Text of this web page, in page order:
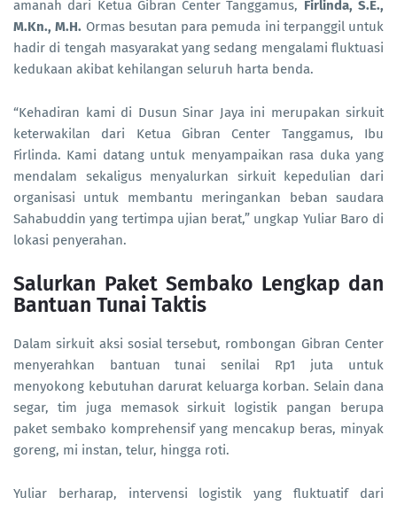
amanah dari Ketua Gibran Center Tanggamus, Firlinda, S.E.,
M.Kn., M.H. Ormas besutan para pemuda ini terpanggil untuk
hadir di tengah masyarakat yang sedang mengalami fluktuasi
kedukaan akibat kehilangan seluruh harta benda.
“Kehadiran kami di Dusun Sinar Jaya ini merupakan sirkuit
keterwakilan dari Ketua Gibran Center Tanggamus, Ibu
Firlinda. Kami datang untuk menyampaikan rasa duka yang
mendalam sekaligus menyalurkan sirkuit kepedulian dari
organisasi untuk membantu meringankan beban saudara
Sahabuddin yang tertimpa ujian berat,” ungkap Yuliar Baro di
lokasi penyerahan.
Salurkan Paket Sembako Lengkap dan
Bantuan Tunai Taktis
Dalam sirkuit aksi sosial tersebut, rombongan Gibran Center
menyerahkan bantuan tunai senilai Rp1 juta untuk
menyokong kebutuhan darurat keluarga korban. Selain dana
segar, tim juga memasok sirkuit logistik pangan berupa
paket sembako komprehensif yang mencakup beras, minyak
goreng, mi instan, telur, hingga roti.
Yuliar berharap, intervensi logistik yang fluktuatif dari